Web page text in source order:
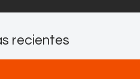
recientes